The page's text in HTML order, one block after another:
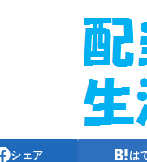
シェア は